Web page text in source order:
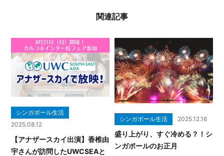
関連記事
シンガポール生活
2025.08.12
【アナザースカイ出演】香椎由
宇さんが訪問したUWCSEAと
シンガポール生活 2025.12.16
盛り上がり、すぐ冷める？！シ
ンガポールのお正月